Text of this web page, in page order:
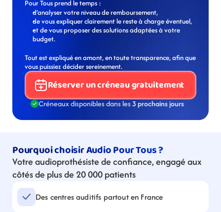
Pour Tous prend le temps :
d’analyser votre niveau de remboursement,
de vous expliquer clairement le reste à charge éventuel,
et de vous proposer des solutions adaptées à votre
budget.
Tout est expliqué en amont, en toute transparence, afin que
vous puissiez décider sereinement.
Réserver un créneau gratuitement
Créneaux disponibles dans les 3 prochains jours
Pourquoi choisir Audio Pour Tous ?
Votre audioprothésiste de confiance, engagé aux
côtés de plus de 20 000 patients
Des centres auditifs partout en France